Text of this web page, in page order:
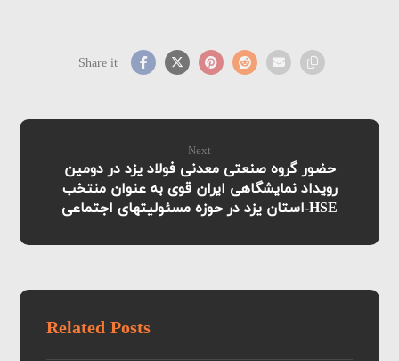
Next
حضور گروه صنعتی معدنی فولاد یزد در دومین
رویداد نمایشگاهی ایران قوی به عنوان منتخب
استان یزد در حوزه مسئولیتهای اجتماعی-HSE
Related Posts